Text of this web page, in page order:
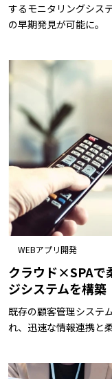
するモニタリングシス
の早期発見が可能に。
WEBアプリ開発
クラウド×SPAで
ジシステムを構築
既存の顧客管理システ
れ、迅速な情報連携と